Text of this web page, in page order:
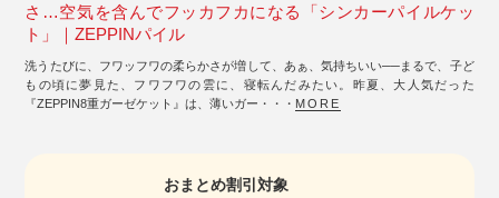
さ…空気を含んでフッカフカになる「シンカーパイルケッ
ト」｜ZEPPINパイル
洗うたびに、フワッフワの柔らかさが増して、あぁ、気持ちいい──まるで、子ど
もの頃に夢見た、フワフワの雲に、寝転んだみたい。昨夏、大人気だった
『ZEPPIN8重ガーゼケット』は、薄いガー・・・ MORE
おまとめ割引対象